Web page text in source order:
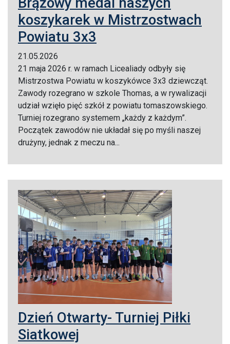
koszykarek w Mistrzostwach
Powiatu 3x3
21.05.2026
21 maja 2026 r. w ramach Licealiady odbyły się
Mistrzostwa Powiatu w koszykówce 3x3 dziewcząt.
Zawody rozegrano w szkole Thomas, a w rywalizacji
udział wzięło pięć szkół z powiatu tomaszowskiego.
Turniej rozegrano systemem „każdy z każdym”.
Początek zawodów nie układał się po myśli naszej
drużyny, jednak z meczu na...
Dzień Otwarty- Turniej Piłki
Siatkowej